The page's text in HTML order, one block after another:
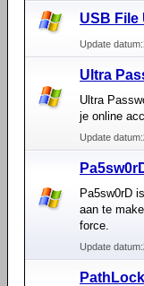
USB File
Update datum:
Ultra
Ultra
je online
Update datum:
Pa5sw0rD
aan te
force.
Update datum: